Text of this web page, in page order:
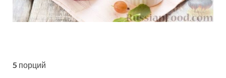
5 порций